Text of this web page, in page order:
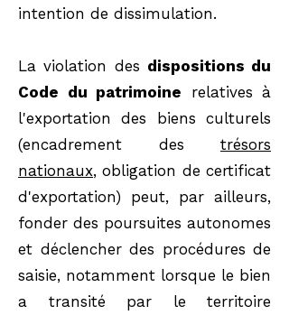
intention de dissimulation.
La violation des dispositions du
Code du patrimoine relatives à
l'exportation des biens culturels
(encadrement des trésors
nationaux, obligation de certificat
d'exportation) peut, par ailleurs,
fonder des poursuites autonomes
et déclencher des procédures de
saisie, notamment lorsque le bien
a transité par le territoire